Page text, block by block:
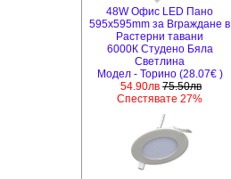
48W Офис LED Пано
595x595mm за Вграждане в
Растерни тавани
6000К Студено Бяла
Светлина
Модел - Торино (28.07€ )
54.90лв 75.50лв
Спестявате 27%